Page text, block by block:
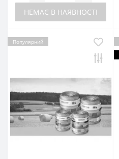
НЕМАЄ В НАЯВНОСТІ
Популярний